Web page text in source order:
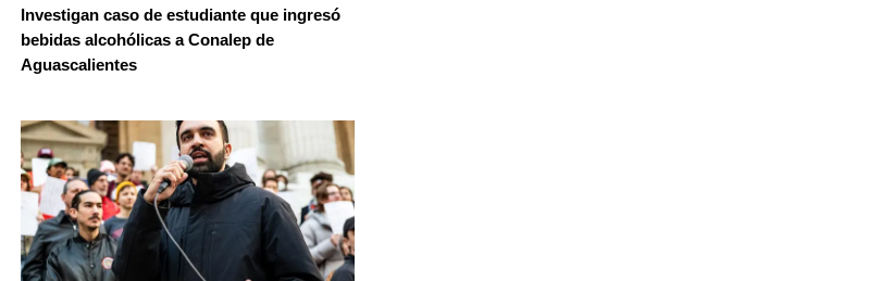
Investigan caso de estudiante que ingresó
bebidas alcohólicas a Conalep de
Aguascalientes